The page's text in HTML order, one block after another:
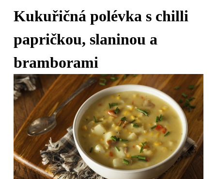
Kukuřičná polévka s chilli
papričkou, slaninou a
bramborami